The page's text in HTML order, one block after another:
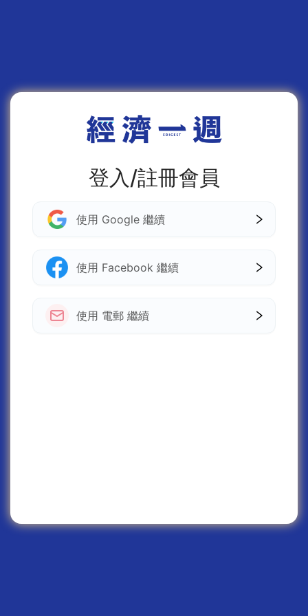
登入/註冊會員
使用 Google 繼續
使用 Facebook 繼續
使用 電郵 繼續